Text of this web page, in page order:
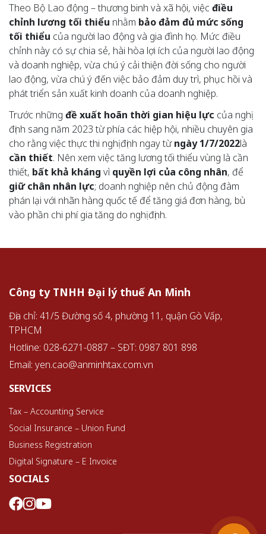
Theo Bộ Lao động – thương binh và xã hội, việc điều
chỉnh lương tối thiểu nhằm bảo đảm đủ mức sống
tối thiểu của người lao động và gia đình họ. Mức điều
chỉnh này có sự chia sẻ, hài hòa lợi ích của người lao động
và doanh nghiệp, vừa chú ý cải thiện đời sống cho người
lao động, vừa chú ý đến việc bảo đảm duy trì, phục hồi và
phát triển sản xuất kinh doanh của doanh nghiệp.
Trước những đề xuất hoãn thời gian hiệu lực của nghị
định sang năm 2023 từ phía các hiệp hội, nhiều chuyên gia
cho rằng việc thực thi nghị định ngay từngày 1/7/2022là
cần thiết. Nên xem việc tăng lương tối thiểu vùng là cần
thiết, bất khả kháng vì quyền lợi của công nhân, để
giữ chân nhân lực; doanh nghiệp nên chủ động đàm
phán lại với nhãn hàng quốc tế để tăng giá đơn hàng, bù
vào phần chi phí gia tăng do nghị định.
Công ty TNHH Đại lý thuế An Minh
Địa chỉ: 41/5 Đường số 4, phường 11, quận Gò Vấp,
TPHCM
Hotline: 028-6271-0887 – SĐT: 0987 801 898
Email: yen.cao@anminhtax.com.vn
SERVICES
Tax – Accounting Service
Social Insurance – Union Fund
Business Registration
Digital Signature – E Invoice
SOCIALS